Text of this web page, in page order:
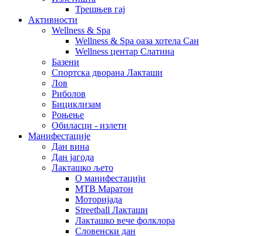
Трешњев гај
Активности
Wellness & Spa
Wellness & Spa оаза хотела Сан
Wellness центар Слатина
Базени
Спортска дворана Лакташи
Лов
Риболов
Бициклизам
Роњење
Обиласци - излети
Манифестације
Дан вина
Дан јагода
Лакташко љето
О манифестацији
MTB Маратон
Моторијада
Streetball Лакташи
Лакташко вече фолклора
Словенски дан